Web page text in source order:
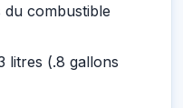
combustible
litres (.8 gallons